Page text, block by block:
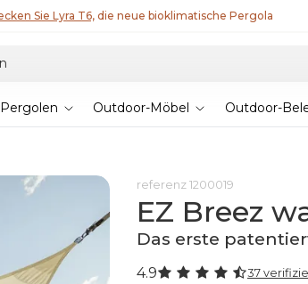
Kollektion 2026 entdecken & 5% sparen
Pergolen Outdoor-Möbel Outdoor-
referenz 1200019
EZ Breez
Das erste
4.9 37